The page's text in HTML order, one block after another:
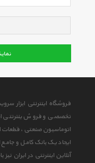
فروشگاه اینترنتی ابزار
تخصصی و فروش ینترنتی
اتوماسیون صنعتی ، قطعات
ایجاد یک بانک کامل و
آنلاین اینترنتی در ایران